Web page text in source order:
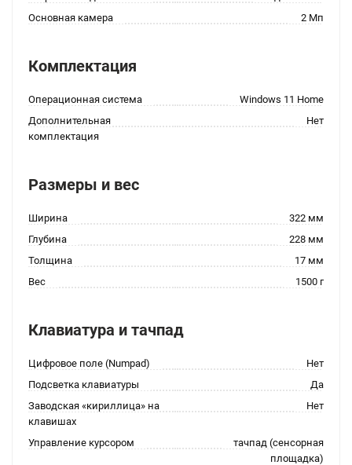
Основная камера
2 Мп
Комплектация
Операционная система
Windows 11 Home
Дополнительная
комплектация
Нет
Размеры и вес
Ширина
322 мм
Глубина
228 мм
Толщина
17 мм
Вес
1500 г
Клавиатура и тачпад
Цифровое поле (Numpad)
Нет
Подсветка клавиатуры
Да
Заводская «кириллица» на
клавишах
Нет
Управление курсором
тачпад (сенсорная
площадка)